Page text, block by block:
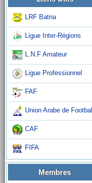
LRF Batna
Ligue Inter-Régions
L.N.F Amateur
Ligue Professionnel
FAF
Union Arabe de Football
CAF
FIFA
Membres